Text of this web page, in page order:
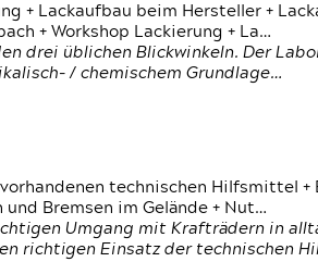
+ Lackaufbau beim Hersteller +
+ Workshop Lackierung + La…
drei üblichen Blickwinkeln. Der
/ chemischem Grundlage…
technischen Hilfsmittel +
Bremsen im Gelände + Nut…
Umgang mit Krafträdern in
richtigen Einsatz der technischen